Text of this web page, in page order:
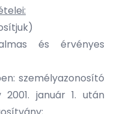
és érvényes
személyazonosító
január 1. után